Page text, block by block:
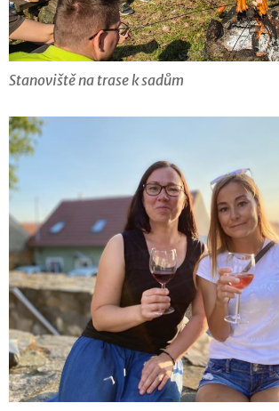
Stanoviště na trase k sadům